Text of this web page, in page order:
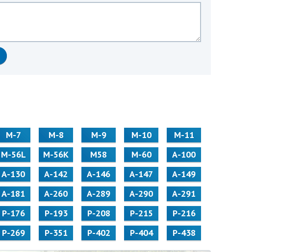
М-7 М-8 М-9 М-10
М-11
M-56L M-56K М58 M-60
А-100
А-130 А-142 А-146 А-147
А-149
А-181 А-260 А-289 А-290
А-291
Р-176 Р-193 Р-208 Р-215
Р-216
Р-269 Р-351 Р-402 Р-404 Р-438